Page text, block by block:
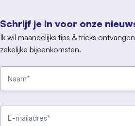
Schrijf je in voor onze
Ik wil maandelijks tips & tricks
zakelijke bijeenkomsten.